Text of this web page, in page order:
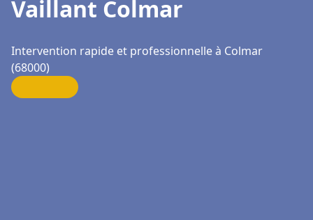
Vaillant Colmar
Intervention rapide et professionnelle à Colmar
(68000)